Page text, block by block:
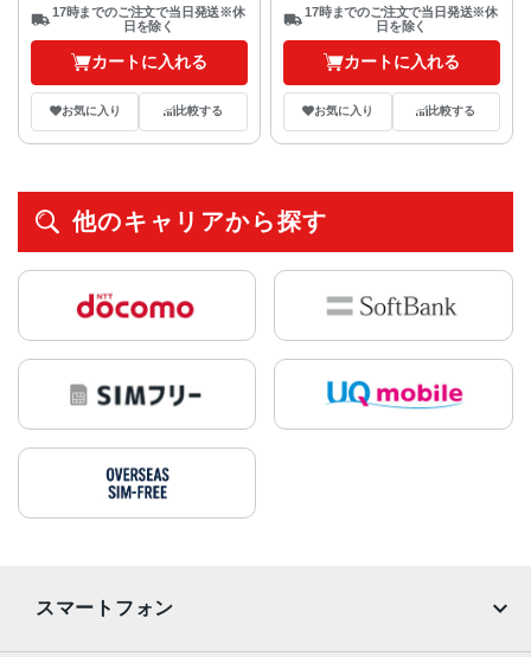
17時までのご注文で当日発送※休
日を除く
カートに入れる
お気に入り 比較する
17時までのご注文で当日発送※休
日を除く
カートに入れる
お気に入り 比較する
他のキャリアから探す
スマートフォン